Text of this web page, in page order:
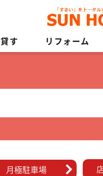
貸す リフォーム
月極駐車場